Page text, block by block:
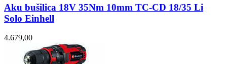
Aku bušilica 18V 35Nm 10mm TC-CD 18/35 Li
Solo Einhell
4.679,00